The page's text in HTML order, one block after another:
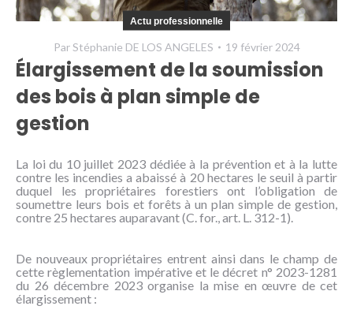
FORMEZ-
VOUS
INFORMEZ-
VOUS
LISEZ-NOUS
CONNAÎTRE
CONTACT
Actu professionnelle
ParStéphanie DE LOS ANGELES 19 février 2024
Élargissement de la soumission
des bois à plan simple de
gestion
La loi du 10 juillet 2023 dédiée à la prévention et à la lutte
contre les incendies a abaissé à 20 hectares le seuil à partir
duquel les propriétaires forestiers ont l’obligation de
soumettre leurs bois et forêts à un plan simple de gestion,
contre 25 hectares auparavant (C. for., art. L. 312-1).
De nouveaux propriétaires entrent ainsi dans le champ de
cette règlementation impérative et le décret n° 2023-1281
du 26 décembre 2023 organise la mise en œuvre de cet
élargissement :